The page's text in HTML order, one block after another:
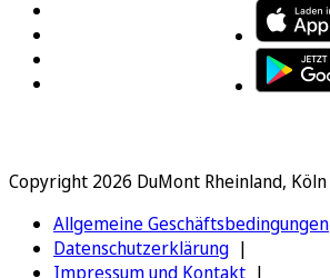
Copyright 2026 DuMont Rheinland, Köln
Allgemeine Geschäftsbedingungen
Datenschutzerklärung
Impressum und Kontakt